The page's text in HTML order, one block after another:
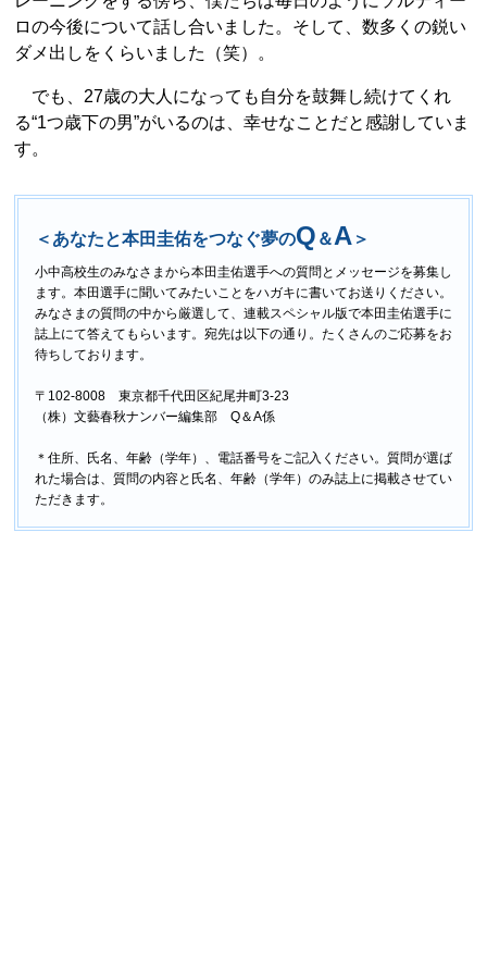
ロの今後について話し合いました。そして、数多くの鋭い
ダメ出しをくらいました（笑）。
でも、27歳の大人になっても自分を鼓舞し続けてくれ
る“1つ歳下の男”がいるのは、幸せなことだと感謝していま
す。
＜あなたと本田圭佑をつなぐ夢のQ ＆A ＞
小中高校生のみなさまから本田圭佑選手への質問とメッセージを募集し
ます。本田選手に聞いてみたいことをハガキに書いてお送りください。
みなさまの質問の中から厳選して、連載スペシャル版で本田圭佑選手に
誌上にて答えてもらいます。宛先は以下の通り。たくさんのご応募をお
待ちしております。
〒102-8008 東京都千代田区紀尾井町3-23
（株）文藝春秋ナンバー編集部 Q＆A係
＊住所、氏名、年齢（学年）、電話番号をご記入ください。質問が選ば
れた場合は、質問の内容と氏名、年齢（学年）のみ誌上に掲載させてい
ただきます。